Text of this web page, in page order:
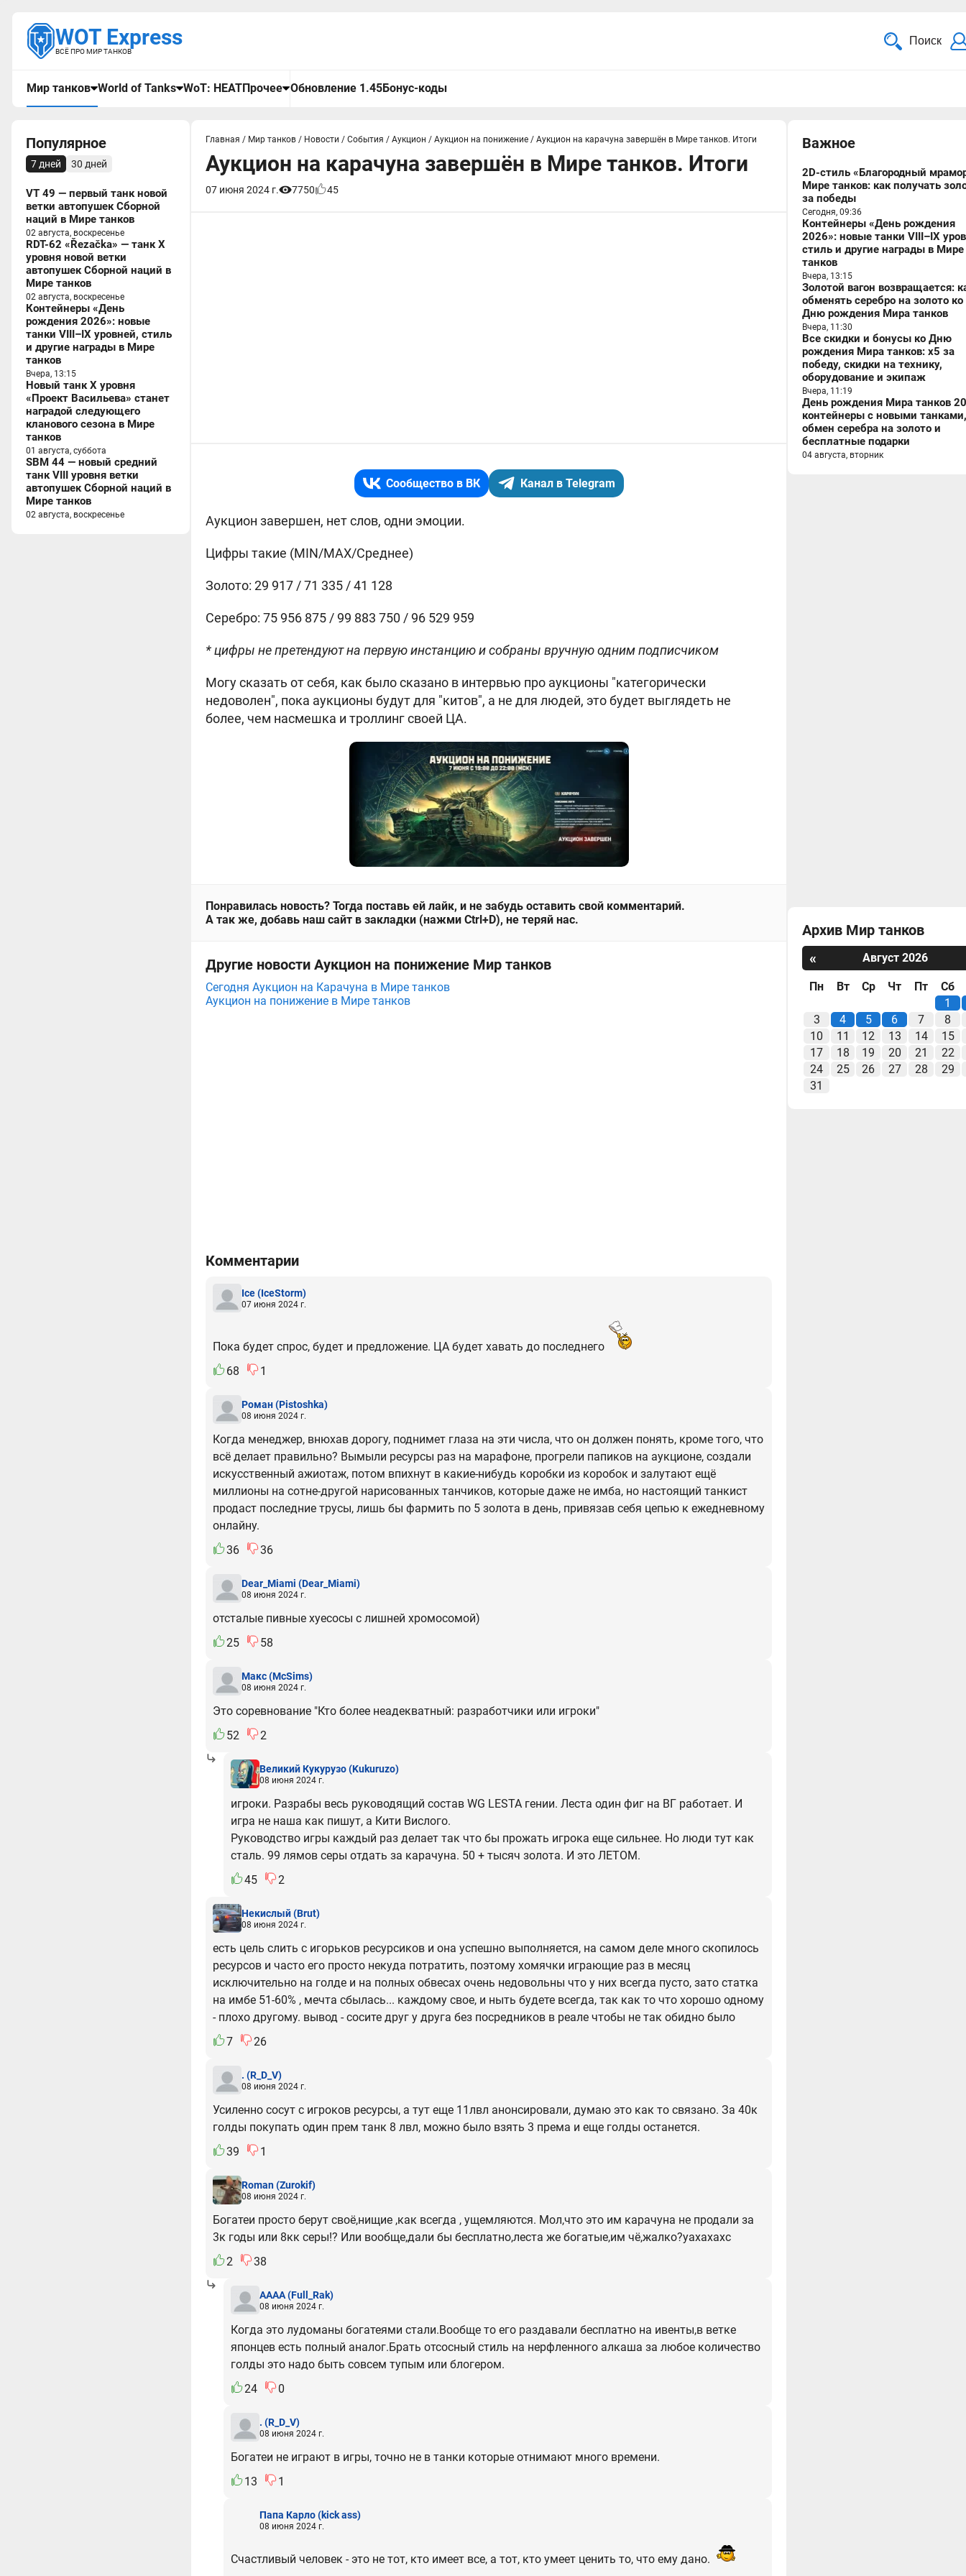
WOT Express
ВСЁ ПРО МИР ТАНКОВ
Поиск
Мир танков World of Tanks WoT: HEATПрочее Обновление 1.45Бонус-коды
Популярное
7 дней 30 дней
VT 49 — первый танк новой
ветки автопушек Сборной
наций в Мире танков
02 августа, воскресенье
RDT-62 «Řezačka» — танк X
уровня новой ветки
автопушек Сборной наций в
Мире танков
02 августа, воскресенье
Контейнеры «День
рождения 2026»: новые
танки VIII–IX уровней, стиль
и другие награды в Мире
танков
Вчера, 13:15
Новый танк X уровня
«Проект Васильева» станет
наградой следующего
кланового сезона в Мире
танков
01 августа, суббота
SBM 44 — новый средний
танк VIII уровня ветки
автопушек Сборной наций в
Мире танков
02 августа, воскресенье
Главная / Мир танков / Новости / События / Аукцион / Аукцион на понижение / Аукцион на карачуна завершён в Мире танков. Итоги
Аукцион на карачуна завершён в Мире танков. Итоги
07 июня 2024 г. 7750 45
Сообщество в ВК Канал в Telegram
Аукцион завершен, нет слов, одни эмоции.
Цифры такие (MIN/MAX/Среднее)
Золото: 29 917 / 71 335 / 41 128
Серебро: 75 956 875 / 99 883 750 / 96 529 959
* цифры не претендуют на первую инстанцию и собраны вручную одним подписчиком
Могу сказать от себя, как было сказано в интервью про аукционы "категорически
недоволен", пока аукционы будут для "китов", а не для людей, это будет выглядеть не
более, чем насмешка и троллинг своей ЦА.
Понравилась новость? Тогда поставь ей лайк, и не забудь оставить свой комментарий.
А так же, добавь наш сайт в закладки (нажми Ctrl+D), не теряй нас.
Другие новости Аукцион на понижение Мир танков
Сегодня Аукцион на Карачуна в Мире танков
Аукцион на понижение в Мире танков
Комментарии
Ice(IceStorm)
07 июня 2024 г.
Пока будет спрос, будет и предложение. ЦА будет хавать до последнего
68
1
Роман(Pistoshka)
08 июня 2024 г.
Когда менеджер, внюхав дорогу, поднимет глаза на эти числа, что он должен понять, кроме того, что
всё делает правильно? Вымыли ресурсы раз на марафоне, прогрели папиков на аукционе, создали
искусственный ажиотаж, потом впихнут в какие-нибудь коробки из коробок и залутают ещё
миллионы на сотне-другой нарисованных танчиков, которые даже не имба, но настоящий танкист
продаст последние трусы, лишь бы фармить по 5 золота в день, привязав себя цепью к ежедневному
онлайну.
36
36
Dear_Miami (Dear_Miami)
08 июня 2024 г.
отсталые пивные хуесосы с лишней хромосомой)
25
58
Макс(McSims)
08 июня 2024 г.
Это соревнование "Кто более неадекватный: разработчики или игроки"
52
2
Великий Кукурузо(Kukuruzo)
08 июня 2024 г.
игроки. Разрабы весь руководящий состав WG LESTA гении. Леста один фиг на ВГ работает. И
игра не наша как пишут, а Кити Вислого.
Руководство игры каждый раз делает так что бы прожать игрока еще сильнее. Но люди тут как
сталь. 99 лямов серы отдать за карачуна. 50 + тысяч золота. И это ЛЕТОМ.
45
2
Некислый(Brut)
08 июня 2024 г.
есть цель слить с игорьков ресурсиков и она успешно выполняется, на самом деле много скопилось
ресурсов и часто его просто некуда потратить, поэтому хомячки играющие раз в месяц
исключительно на голде и на полных обвесах очень недовольны что у них всегда пусто, зато статка
на имбе 51-60% , мечта сбылась... каждому свое, и ныть будете всегда, так как то что хорошо одному
- плохо другому. вывод - сосите друг у друга без посредников в реале чтобы не так обидно было
7
26
. (R_D_V)
08 июня 2024 г.
Усиленно сосут с игроков ресурсы, а тут еще 11лвл анонсировали, думаю это как то связано. За 40к
голды покупать один прем танк 8 лвл, можно было взять 3 према и еще голды останется.
39
1
Roman(Zurokif)
08 июня 2024 г.
Богатеи просто берут своё,нищие ,как всегда , ущемляются. Мол,что это им карачуна не продали за
3к годы или 8кк серы!? Или вообще,дали бы бесплатно,леста же богатые,им чё,жалко?уахахахс
2
38
AAAA(Full_Rak)
08 июня 2024 г.
Когда это лудоманы богатеями стали.Вообще то его раздавали бесплатно на ивенты,в ветке
японцев есть полный аналог.Брать отсосный стиль на нерфленного алкаша за любое количество
голды это надо быть совсем тупым или блогером.
24
0
. (R_D_V)
08 июня 2024 г.
Богатеи не играют в игры, точно не в танки которые отнимают много времени.
13
1
Папа Карло(kick ass)
08 июня 2024 г.
Счастливый человек - это не тот, кто имеет все, а тот, кто умеет ценить то, что ему дано.
Важное
2D-стиль «Благородный
Мире танков: как получать
за победы
Сегодня, 09:36
Контейнеры «День рождения
2026»: новые танки VIII–IX
стиль и другие награды в Мире
танков
Вчера, 13:15
Золотой вагон возвращается:
обменять серебро на золото ко
Дню рождения Мира танков
Вчера, 11:30
Все скидки и бонусы ко Дню
рождения Мира танков: x5 за
победу, скидки на технику,
оборудование и экипаж
Вчера, 11:19
День рождения Мира танков
контейнеры с новыми танками,
обмен серебра на золото и
бесплатные подарки
04 августа, вторник
Архив Мир танков
«
Август 2026
Пн Вт Ср Чт Пт
Сб
1
3
4 5 6 7
8
10
11 12 13 14
15
17
18 19 20 21
22
24
25 26 27 28
29
31